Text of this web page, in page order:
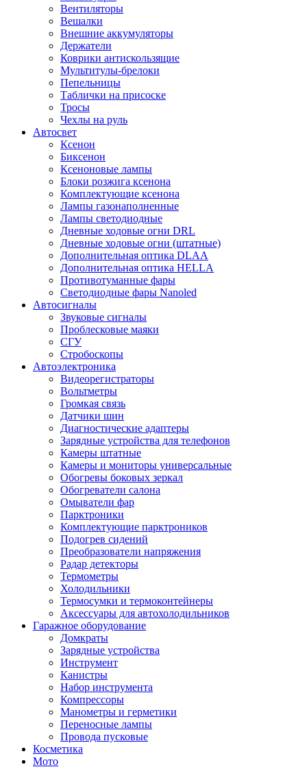
Вентиляторы
Вешалки
Внешние аккумуляторы
Держатели
Коврики антискользящие
Мультитулы-брелоки
Пепельницы
Таблички на присоске
Тросы
Чехлы на руль
Автосвет
Ксенон
Биксенон
Ксеноновые лампы
Блоки розжига ксенона
Комплектующие ксенона
Лампы газонаполненные
Лампы светодиодные
Дневные ходовые огни DRL
Дневные ходовые огни (штатные)
Дополнительная оптика DLAA
Дополнительная оптика HELLA
Противотуманные фары
Светодиодные фары Nanoled
Автосигналы
Звуковые сигналы
Проблесковые маяки
СГУ
Стробоскопы
Автоэлектроника
Видеорегистраторы
Вольтметры
Громкая связь
Датчики шин
Диагностические адаптеры
Зарядные устройства для телефонов
Камеры штатные
Камеры и мониторы универсальные
Обогревы боковых зеркал
Обогреватели салона
Омыватели фар
Парктроники
Комплектующие парктроников
Подогрев сидений
Преобразователи напряжения
Радар детекторы
Термометры
Холодильники
Термосумки и термоконтейнеры
Аксессуары для автохолодильников
Гаражное оборудование
Домкраты
Зарядные устройства
Инструмент
Канистры
Набор инструмента
Компрессоры
Манометры и герметики
Переносные лампы
Провода пусковые
Косметика
Мото